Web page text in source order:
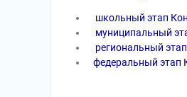
школьный этап
муниципальный
региональный
федеральный этап